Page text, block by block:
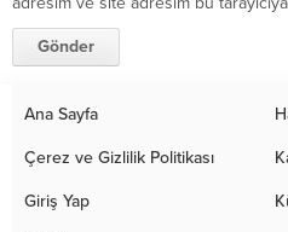
Ana Sayfa
Çerez ve Gizlilik Politikası
Giriş Yap